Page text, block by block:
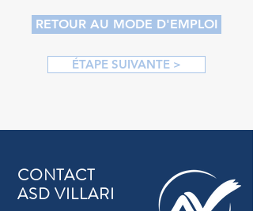
RETOUR AU MODE D'EMPLOI
ÉTAPE SUIVANTE >
CONTACT
ASD VILLARI